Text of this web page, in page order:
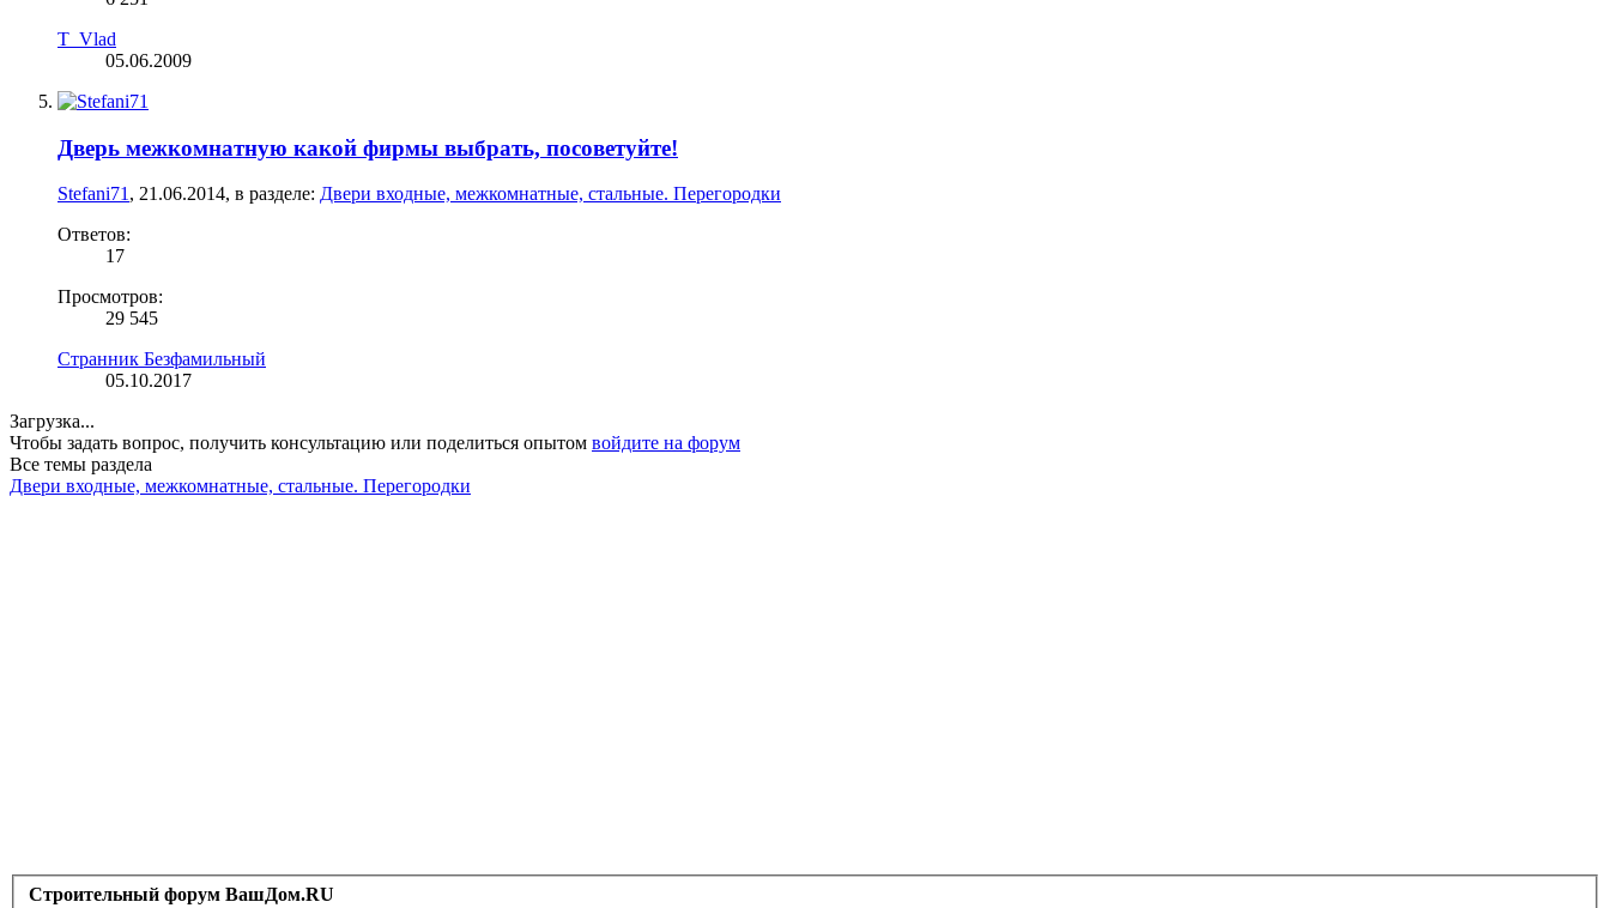
T_Vlad
05.06.2009
Дверь межкомнатную какой фирмы выбрать, посоветуйте!
Stefani71 , 21.06.2014, в разделе: Двери входные, межкомнатные, стальные. Перегородки
Ответов:
17
Просмотров:
29 545
Странник Безфамильный
05.10.2017
Загрузка...
Чтобы задать вопрос, получить консультацию или поделиться опытом войдите на форум
Все темы раздела
Двери входные, межкомнатные, стальные. Перегородки
Строительный форум ВашДом.RU